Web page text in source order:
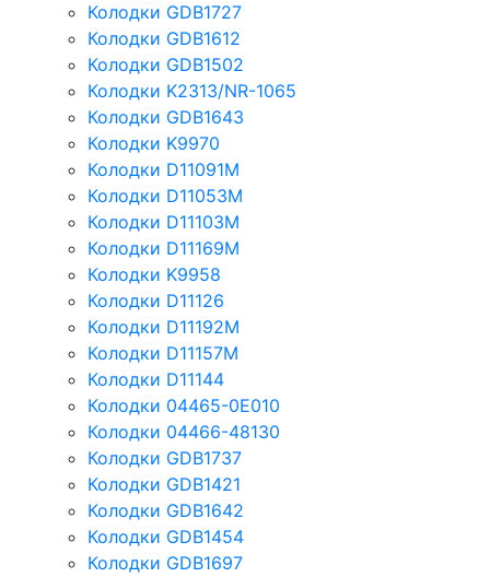
Колодки GDB1727
Колодки GDB1612
Колодки GDB1502
Колодки K2313/NR-1065
Колодки GDB1643
Колодки K9970
Колодки D11091M
Колодки D11053M
Колодки D11103M
Колодки D11169M
Колодки K9958
Колодки D11126
Колодки D11192M
Колодки D11157M
Колодки D11144
Колодки 04465-0E010
Колодки 04466-48130
Колодки GDB1737
Колодки GDB1421
Колодки GDB1642
Колодки GDB1454
Колодки GDB1697